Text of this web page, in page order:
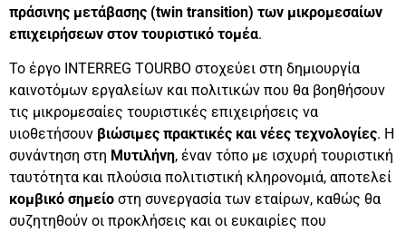
πράσινης μετάβασης (twin transition) των μικρομεσαίων
επιχειρήσεων στον τουριστικό τομέα.
Το έργο INTERREG TOURBO στοχεύει στη δημιουργία
καινοτόμων εργαλείων και πολιτικών που θα βοηθήσουν
τις μικρομεσαίες τουριστικές επιχειρήσεις να
υιοθετήσουν βιώσιμες πρακτικές και νέες τεχνολογίες. Η
συνάντηση στη Μυτιλήνη, έναν τόπο με ισχυρή τουριστική
ταυτότητα και πλούσια πολιτιστική κληρονομιά, αποτελεί
κομβικό σημείο στη συνεργασία των εταίρων, καθώς θα
συζητηθούν οι προκλήσεις και οι ευκαιρίες που